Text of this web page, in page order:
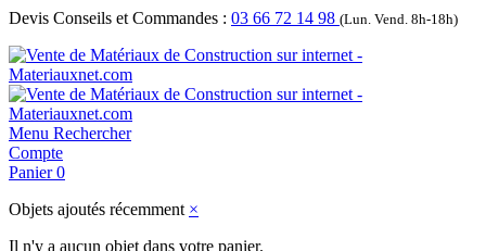
Devis Conseils et Commandes : 03 66 72 14 98 (Lun. Vend. 8h-18h)
Menu Rechercher
Compte
Panier 0
Objets ajoutés récemment ×
Il n'y a aucun objet dans votre panier.